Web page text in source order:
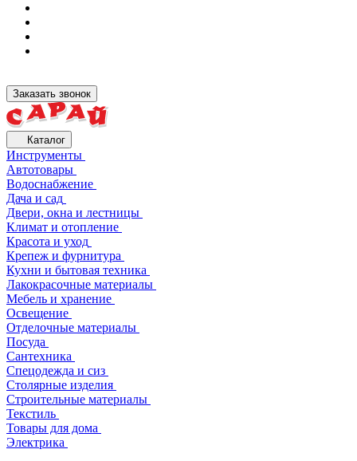
Заказать звонок
Каталог
Инструменты
Автотовары
Водоснабжение
Дача и сад
Двери, окна и лестницы
Климат и отопление
Красота и уход
Крепеж и фурнитура
Кухни и бытовая техника
Лакокрасочные материалы
Мебель и хранение
Освещение
Отделочные материалы
Посуда
Сантехника
Спецодежда и сиз
Столярные изделия
Строительные материалы
Текстиль
Товары для дома
Электрика